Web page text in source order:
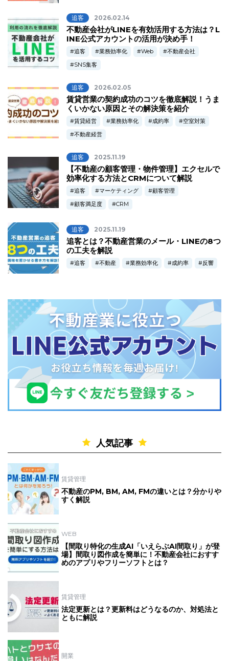
追客 2026.02.14
不動産会社がLINEを有効活用する方法は？L
INE公式アカウントの活用が決め手！
追客 業務効率化 Web
不動産会社
SNS集客
追客 2026.02.05
賃貸営業の契約成功のコツを徹底解説！うま
くいかない原因とその解決策を紹介
賃貸経営 業務効率化 成約率
空室対策
不動産経営
追客 2025.11.19
【不動産の顧客管理・物件管理】エクセルで
効率化する方法とCRMについて解説
追客 マーケティング
顧客管理
顧客満足度
CRM
追客 2025.11.19
追客とは？不動産営業のメール・LINEの8つ
の工夫を解説
追客 不動産 業務効率化 成約率 反響
人気記事
賃貸管理
不動産のPM, BM, AM, FMの違いとは？分かりや
すく解説
WEB
【間取り特化の生成AI「いえらぶAI間取り」が登
場】間取り図作成を簡単に！不動産会社におすす
めのアプリやフリーソフトとは？
賃貸管理
法定更新とは？更新料はどうなるのか、対処法と
ともに解説
開業